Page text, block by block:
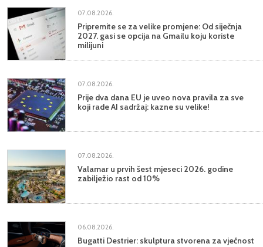
07.08.2026.
Pripremite se za velike promjene: Od siječnja
2027. gasi se opcija na Gmailu koju koriste
milijuni
07.08.2026.
Prije dva dana EU je uveo nova pravila za sve
koji rade AI sadržaj: kazne su velike!
07.08.2026.
Valamar u prvih šest mjeseci 2026. godine
zabilježio rast od 10%
06.08.2026.
Bugatti Destrier: skulptura stvorena za vječnost